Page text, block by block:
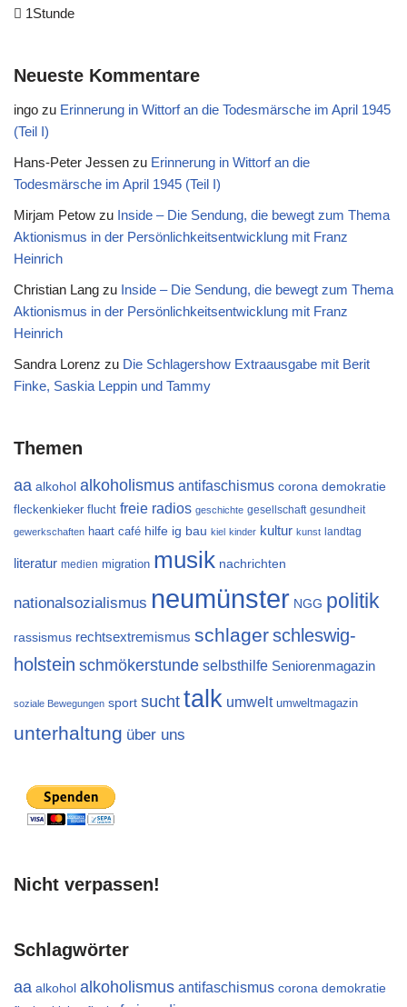
1Stunde
Neueste Kommentare
ingo zu Erinnerung in Wittorf an die Todesmärsche im April 1945
(Teil I)
Hans-Peter Jessen zu Erinnerung in Wittorf an die
Todesmärsche im April 1945 (Teil I)
Mirjam Petow zu Inside – Die Sendung, die bewegt zum Thema
Aktionismus in der Persönlichkeitsentwicklung mit Franz
Heinrich
Christian Lang zu Inside – Die Sendung, die bewegt zum Thema
Aktionismus in der Persönlichkeitsentwicklung mit Franz
Heinrich
Sandra Lorenz zu Die Schlagershow Extraausgabe mit Berit
Finke, Saskia Leppin und Tammy
Themen
aa alkohol alkoholismus antifaschismus corona demokratie
fleckenkieker flucht freie radios geschichte gesellschaft gesundheit
gewerkschaften haart café hilfe ig bau kiel kinder kultur kunst landtag
literatur medien migration musik nachrichten
nationalsozialismus neumünster NGG politik
rassismus rechtsextremismus schlagerschleswig-
holstein schmökerstunde selbsthilfe Seniorenmagazin
soziale Bewegungen sport suchttalk umwelt umweltmagazin
unterhaltung über uns
Nicht verpassen!
Schlagwörter
aa alkohol alkoholismus antifaschismus corona demokratie